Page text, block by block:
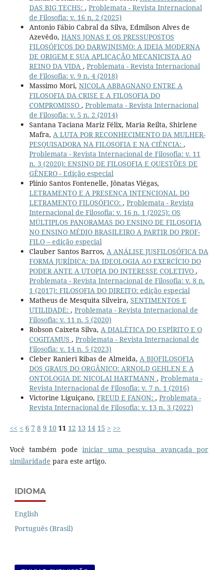
DAS BIG TECHS: , Problemata - Revista Internacional
de Filosofia: v. 16 n. 2 (2025)
Antonio Fábio Cabral da Silva, Edmilson Alves de
Azevêdo, HANS JONAS E OS PRESSUPOSTOS
FILOSÓFICOS DO DARWINISMO: A IDEIA MODERNA
DE ORIGEM E SUA APLICAÇÃO MECANICISTA AO
REINO DA VIDA , Problemata - Revista Internacional
de Filosofia: v. 9 n. 4 (2018)
Massimo Mori, NICOLA ABBAGNANO ENTRE A
FILOSOFIA DA CRISE E A FILOSOFIA DO
COMPROMISSO , Problemata - Revista Internacional
de Filosofia: v. 5 n. 2 (2014)
Santana Taciana Mariz Félix, Maria Reilta, Shirlene
Mafra, A LUTA POR RECONHECIMENTO DA MULHER-
PESQUISADORA NA FILOSOFIA E NA CIÊNCIA: ,
Problemata - Revista Internacional de Filosofia: v. 11
n. 3 (2020): ENSINO DE FILOSOFIA E QUESTÕES DE
GÊNERO - Edição especial
Plínio Santos Fontenelle, Jônatas Viégas,
LETRAMENTO E A PRESENÇA INTENCIONAL DO
LETRAMENTO FILOSÓFICO: , Problemata - Revista
Internacional de Filosofia: v. 16 n. 1 (2025): OS
MÚLTIPLOS PANORAMAS DO ENSINO DE FILOSOFIA
NO ENSINO MÉDIO BRASILEIRO A PARTIR DO PROF-
FILO – edição especial
Clauber Santos Barros, A ANÁLISE JUSFILOSÓFICA DA
FORMA JURÍDICA: DA IDEOLOGIA AO EXERCÍCIO DO
PODER ANTE A UTOPIA DO INTERESSE COLETIVO ,
Problemata - Revista Internacional de Filosofia: v. 8 n.
1 (2017): FILOSOFIA DO DIREITO: edição especial
Matheus de Mesquita Silveira, SENTIMENTOS E
UTILIDADE: , Problemata - Revista Internacional de
Filosofia: v. 11 n. 5 (2020)
Robson Caixeta Silva, A DIALÉTICA DO ESPÍRITO E O
COGITAMUS , Problemata - Revista Internacional de
Filosofia: v. 14 n. 5 (2023)
Cleber Ranieri Ribas de Almeida, A BIOFILOSOFIA
DOS GRAUS DO ORGÂNICO: ARNOLD GEHLEN E A
ONTOLOGIA DE NICOLAI HARTMANN , Problemata -
Revista Internacional de Filosofia: v. 7 n. 1 (2016)
Victorine Liguiçano, FREUD E FANON: , Problemata -
Revista Internacional de Filosofia: v. 13 n. 3 (2022)
<< < 6 7 8 9 10 11 12 13 14 15 > >>
Você também podeiniciar uma pesquisa avançada por
similaridade para este artigo.
IDIOMA
English
Português (Brasil)